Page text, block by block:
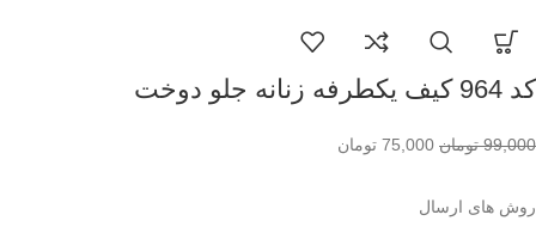
کد 964 کیف یکطرفه زنانه جلو دوخت
99,000 تومان 75,000 تومان
روش های ارسال